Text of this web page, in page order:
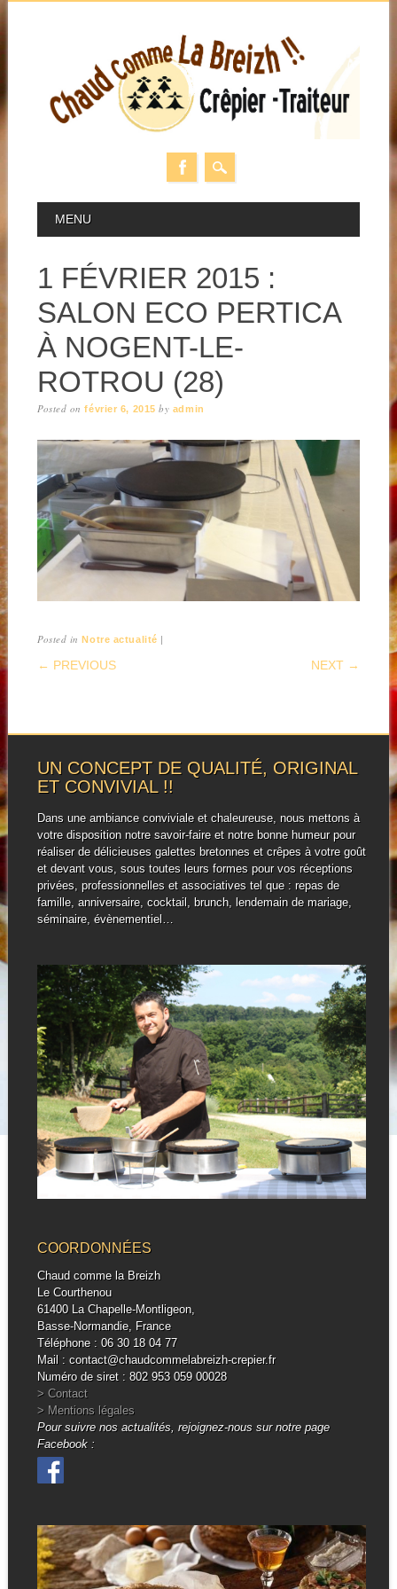
MAIN MENU
MENU
1 FÉVRIER 2015 :
SALON ECO PERTICA
À NOGENT-LE-
ROTROU (28)
Posted onfévrier 6, 2015 by admin
Posted inNotre actualité |
POST NAVIGATION
← PREVIOUS NEXT →
UN CONCEPT DE QUALITÉ, ORIGINAL
ET CONVIVIAL !!
Dans une ambiance conviviale et chaleureuse, nous mettons à
votre disposition notre savoir-faire et notre bonne humeur pour
réaliser de délicieuses galettes bretonnes et crêpes à votre goût
et devant vous, sous toutes leurs formes pour vos réceptions
privées, professionnelles et associatives tel que : repas de
famille, anniversaire, cocktail, brunch, lendemain de mariage,
séminaire, évènementiel…
COORDONNÉES
Chaud comme la Breizh
Le Courthenou
61400 La Chapelle-Montligeon,
Basse-Normandie, France
Téléphone : 06 30 18 04 77
Mail : contact@chaudcommelabreizh-crepier.fr
Numéro de siret : 802 953 059 00028
> Contact
> Mentions légales
Pour suivre nos actualités, rejoignez-nous sur notre page
Facebook :